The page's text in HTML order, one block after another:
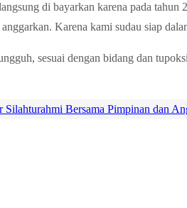
di bayarkan karena pada tahun
Karena kami sudau siap
sesuai dengan bidang dan
Bersama Pimpinan dan